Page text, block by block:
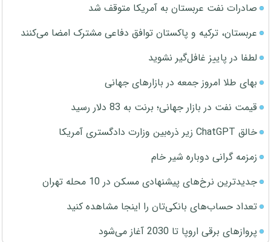
صادرات نفت عربستان به آمریکا متوقف شد
عربستان، ترکیه و پاکستان توافق دفاعی مشترک امضا می‌کنند
لطفا در پاییز غافل‌گیر نشوید
بهای طلا امروز جمعه در بازارهای جهانی
قیمت نفت در بازار جهانی؛ برنت به 83 دلار رسید
خالق ChatGPT زیر ذره‌بین وزارت دادگستری آمریکا
زمزمه گرانی دوباره شیر خام
جدیدترین نرخ‌های پیشنهادی مسکن در 10 محله تهران
تعداد حساب‌های بانکی‌تان را اینجا مشاهده کنید
پروازهای برقی اروپا تا 2030 آغاز می‌شود